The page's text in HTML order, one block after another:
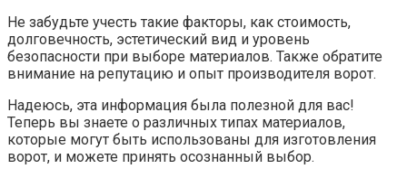
Не забудьте учесть такие факторы, как стоимость,
долговечность, эстетический вид и уровень
безопасности при выборе материалов. Также обратите
внимание на репутацию и опыт производителя ворот.
Надеюсь, эта информация была полезной для вас!
Теперь вы знаете о различных типах материалов,
которые могут быть использованы для изготовления
ворот, и можете принять осознанный выбор.